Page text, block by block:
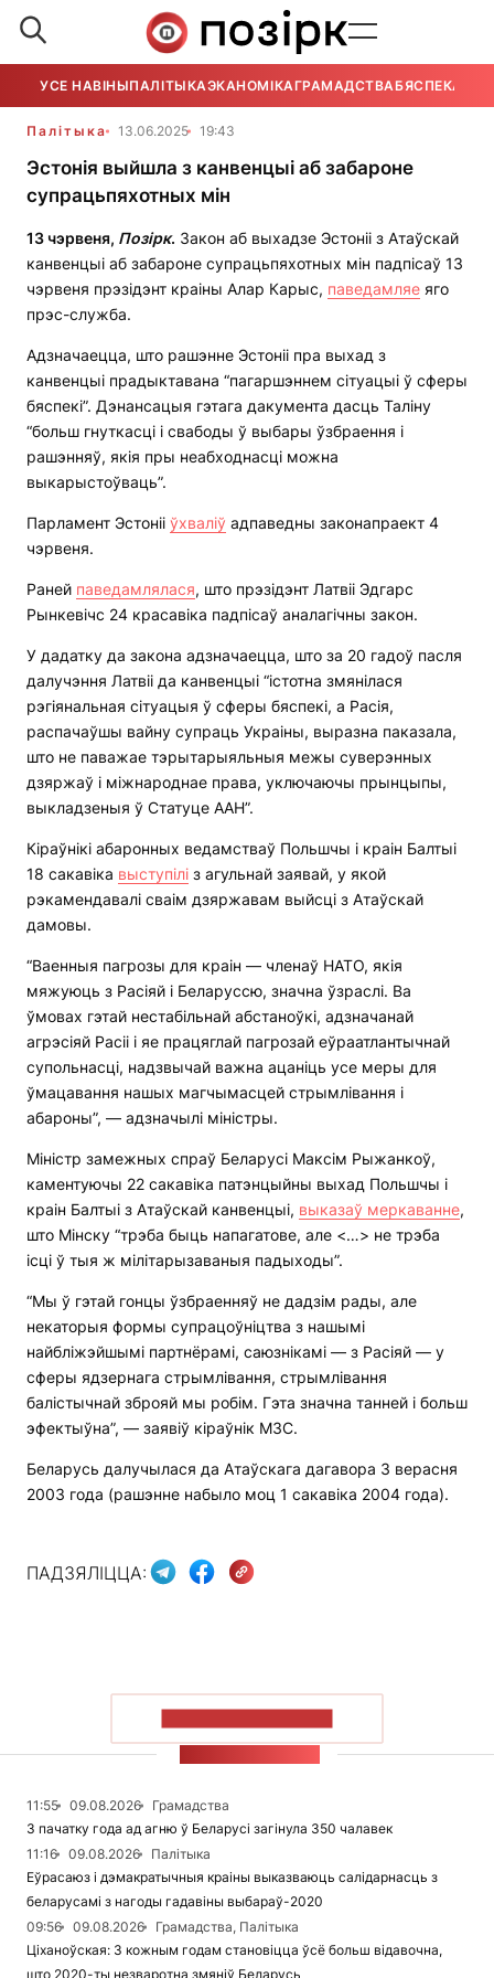
УСЕ НАВІНЫПАЛІТЫКАЭКАНОМІКАГРАМАДСТВАБЯСПЕКА
Палітыка 13.06.2025 19:43
Эстонія выйшла з канвенцыі аб забароне
супрацьпяхотных мін
13 чэрвеня, Позірк. Закон аб выхадзе Эстоніі з Атаўскай
канвенцыі аб забароне супрацьпяхотных мін падпісаў 13
чэрвеня прэзідэнт краіны Алар Карыс, паведамляе яго
прэс-служба.
Адзначаецца, што рашэнне Эстоніі пра выхад з
канвенцыі прадыктавана “пагаршэннем сітуацыі ў сферы
бяспекі”. Дэнансацыя гэтага дакумента дасць Таліну
“больш гнуткасці і свабоды ў выбары ўзбраення і
рашэнняў, якія пры неабходнасці можна
выкарыстоўваць”.
Парламент Эстоніі ўхваліў адпаведны законапраект 4
чэрвеня.
Раней паведамлялася, што прэзідэнт Латвіі Эдгарс
Рынкевічс 24 красавіка падпісаў аналагічны закон.
У дадатку да закона адзначаецца, што за 20 гадоў пасля
далучэння Латвіі да канвенцыі “істотна змянілася
рэгіянальная сітуацыя ў сферы бяспекі, а Расія,
распачаўшы вайну супраць Украіны, выразна паказала,
што не паважае тэрытарыяльныя межы суверэнных
дзяржаў і міжнароднае права, уключаючы прынцыпы,
выкладзеныя ў Статуце ААН”.
Кіраўнікі абаронных ведамстваў Польшчы і краін Балтыі
18 сакавіка выступілі з агульнай заявай, у якой
рэкамендавалі сваім дзяржавам выйсці з Атаўскай
дамовы.
“Ваенныя пагрозы для краін — членаў НАТО, якія
мяжуюць з Расіяй і Беларуссю, значна ўзраслі. Ва
ўмовах гэтай нестабільнай абстаноўкі, адзначанай
агрэсіяй Расіі і яе працяглай пагрозай еўраатлантычнай
супольнасці, надзвычай важна ацаніць усе меры для
ўмацавання нашых магчымасцей стрымлівання і
абароны”, — адзначылі міністры.
Міністр замежных спраў Беларусі Максім Рыжанкоў,
каментуючы 22 сакавіка патэнцыйны выхад Польшчы і
краін Балтыі з Атаўскай канвенцыі, выказаў меркаванне,
што Мінску “трэба быць напагатове, але <…> не трэба
ісці ў тыя ж мілітарызаваныя падыходы”.
“Мы ў гэтай гонцы ўзбраенняў не дадзім рады, але
некаторыя формы супрацоўніцтва з нашымі
найбліжэйшымі партнёрамі, саюзнікамі — з Расіяй — у
сферы ядзернага стрымлівання, стрымлівання
балістычнай зброяй мы робім. Гэта значна танней і больш
эфектыўна”, — заявіў кіраўнік МЗС.
Беларусь далучылася да Атаўскага дагавора 3 верасня
2003 года (рашэнне набыло моц 1 сакавіка 2004 года).
ПАДЗЯЛІЦЦА:
11:55 09.08.2026
Грамадства
З пачатку года ад агню ў Беларусі загінула 350 чалавек
11:16
09.08.2026
Палітыка
Еўрасаюз і дэмакратычныя краіны выказваюць салідарнасць з
беларусамі з нагоды гадавіны выбараў-2020
09:56
09.08.2026
Грамадства, Палітыка
Ціханоўская: З кожным годам становіцца ўсё больш відавочна,
што 2020-ты незваротна змяніў Беларусь